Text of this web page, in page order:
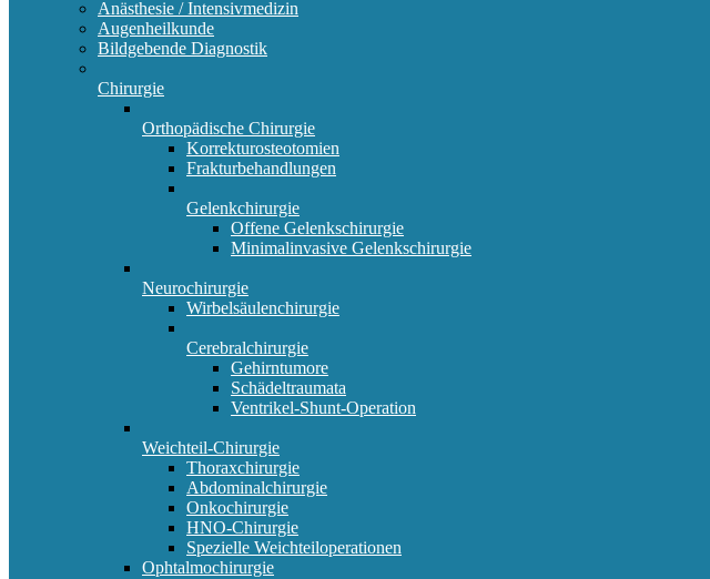
Anästhesie / Intensivmedizin
Augenheilkunde
Bildgebende Diagnostik
Chirurgie
Orthopädische Chirurgie
Korrekturosteotomien
Frakturbehandlungen
Gelenkchirurgie
Offene Gelenkschirurgie
Minimalinvasive Gelenkschirurgie
Neurochirurgie
Wirbelsäulenchirurgie
Cerebralchirurgie
Gehirntumore
Schädeltraumata
Ventrikel-Shunt-Operation
Weichteil-Chirurgie
Thoraxchirurgie
Abdominalchirurgie
Onkochirurgie
HNO-Chirurgie
Spezielle Weichteiloperationen
Ophtalmochirurgie